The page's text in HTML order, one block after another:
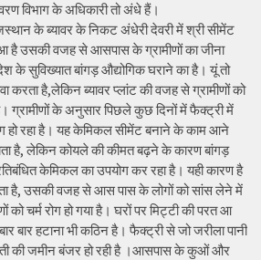
विभाग के अधिकारी तो अंधे हैं।
के ब्यावर के निकट अंधेरी देवरी में श्री सीमेंट
है उसकी वजह से आसपास के ग्रामीणों का जीना
के सुविख्यात बांगड़ औद्योगिक घराने का है। यूं तो
करता है,लेकिन ब्यावर प्लांट की वजह से ग्रामीणों को
ग्रामीणों के अनुसार पिछले कुछ दिनों में फैक्ट्री में
हो रहा है। यह केमिकल सीमेंट बनाने के काम आने
है, लेकिन कोयले की कीमत बढ़ने के कारण बांगड़
केमिकल का उपयोग कर रहा है। यही कारण है
है, उसकी वजह से आस पास के लोगों को सांस लेने में
को चर्म रोग हो गया है। घरों पर मिट्टी की परत आ
बार हटाना भी कठिन है। फैक्ट्री से जो जरीला पानी
की जमीन बंजर हो रही है ।आसपास के कुओं और